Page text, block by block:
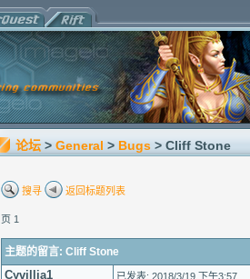
论坛 > General > Bugs > Cliff Stone
搜寻 返回标题列表
页 1
主题的留言: Cliff Stone
Cyvillia1 已发表: 2018/3/19 下午3:57